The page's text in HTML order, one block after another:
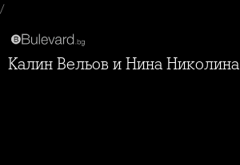
/
Калин Вельов и Нина Николина